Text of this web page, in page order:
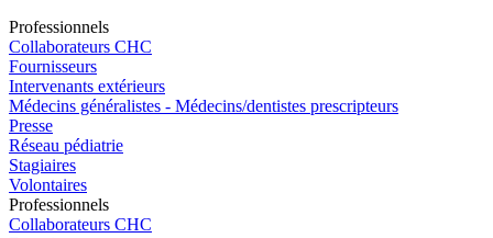
Professionnels
Collaborateurs CHC
Fournisseurs
Intervenants extérieurs
Médecins généralistes - Médecins/dentistes prescripteurs
Presse
Réseau pédiatrie
Stagiaires
Volontaires
Professionnels
Collaborateurs CHC